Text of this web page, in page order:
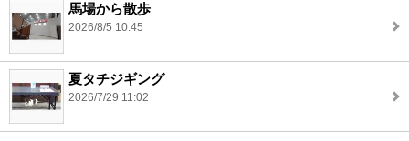
馬場から散歩
2026/8/5 10:45
夏タチジギング
2026/7/29 11:02